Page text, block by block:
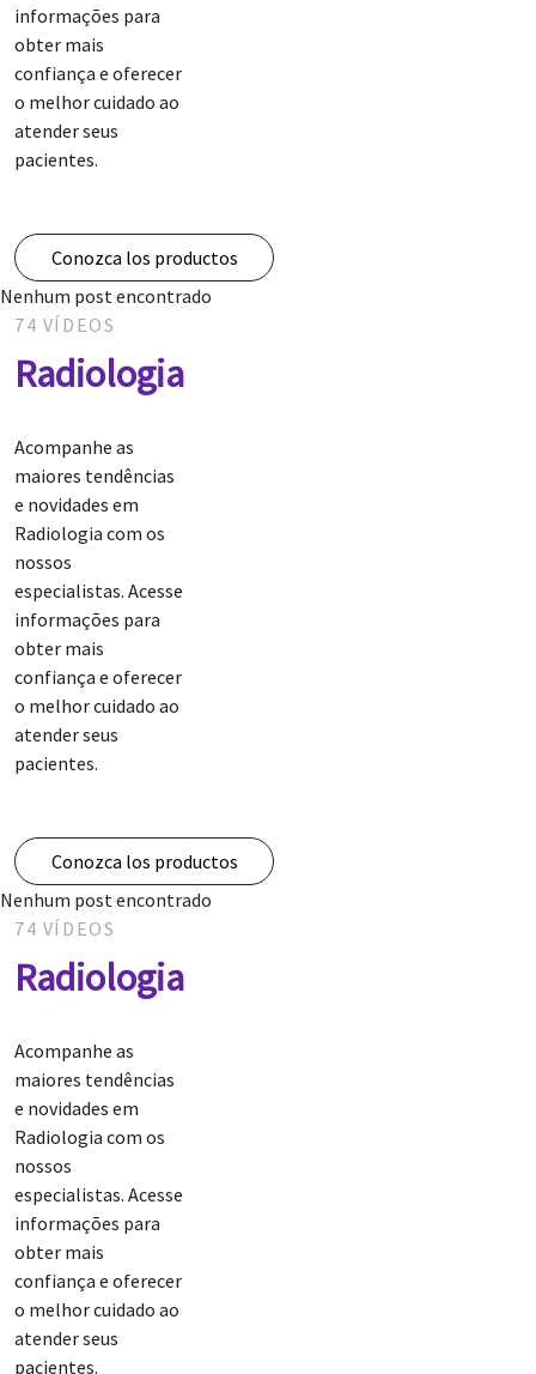
informações para
obter mais
confiança e oferecer
o melhor cuidado ao
atender seus
pacientes.
Conozca los productos
Nenhum post encontrado
74 VÍDEOS
Radiologia
Acompanhe as
maiores tendências
e novidades em
Radiologia com os
nossos
especialistas. Acesse
informações para
obter mais
confiança e oferecer
o melhor cuidado ao
atender seus
pacientes.
Conozca los productos
Nenhum post encontrado
74 VÍDEOS
Radiologia
Acompanhe as
maiores tendências
e novidades em
Radiologia com os
nossos
especialistas. Acesse
informações para
obter mais
confiança e oferecer
o melhor cuidado ao
atender seus
pacientes.